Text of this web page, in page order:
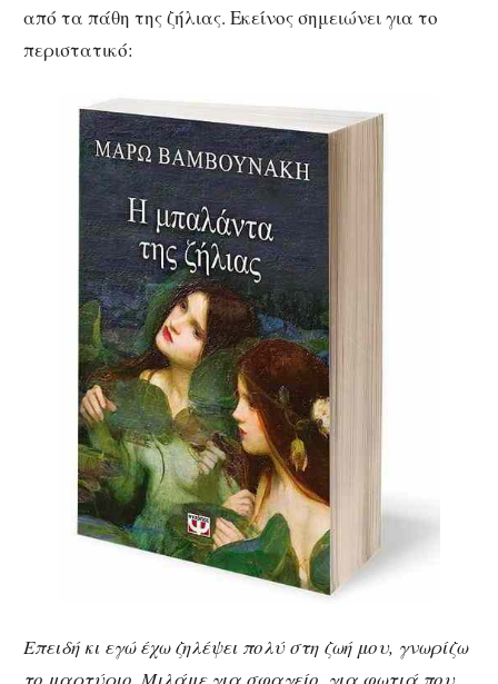
από τα πάθη της ζήλιας. Εκείνος σημειώνει για το
περιστατικό:
Επειδή κι εγώ έχω ζηλέψει πολύ στη ζωή μου, γνωρίζω